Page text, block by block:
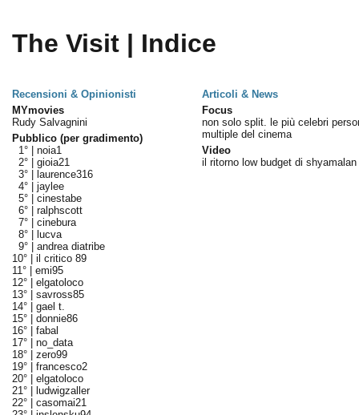
The Visit | Indice
Recensioni & Opinionisti
Articoli & News
MYmovies
Rudy Salvagnini
Pubblico (per gradimento)
1° | noia1
2° | gioia21
3° |
laurence316
4° | jaylee
5° | cinestabe
6° | ralphscott
7° | cinebura
8° |
lucva
9° | andrea diatribe
10° | il critico 89
11° | emi95
12° | elgatoloco
13° | savross85
14° | gael t.
15° | donnie86
16° | fabal
17° | no_data
18° | zero99
19° | francesco2
20° | elgatoloco
21° |
ludwigzaller
22° | casomai21
Focus
non solo split. le più celebri
multiple del cinema
Video
il ritorno low budget di shyamalan